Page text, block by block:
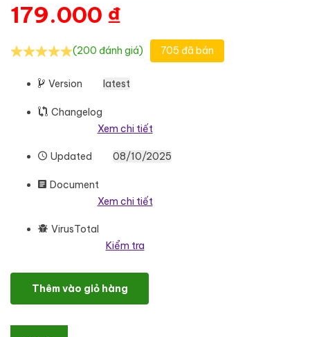
179.000 ₫
(200 đánh giá) 705 đã bán
Version latest
Changelog
Xem chi tiết
Updated 08/10/2025
Document
Xem chi tiết
VirusTotal
Kiểm tra
GamiCloud – Elementor Website Kit for Cloud Gaming, eSports
Thêm vào giỏ hàng